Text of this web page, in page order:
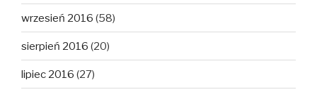
wrzesień 2016 (58)
sierpień 2016 (20)
lipiec 2016 (27)